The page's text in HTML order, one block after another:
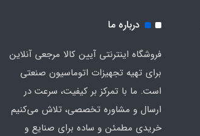
درباره ما
فروشگاه اینترنتی آیین کالا مرجعی آنلاین
برای تهیه تجهیزات اتوماسیون صنعتی
است. ما با تمرکز بر کیفیت، سرعت در
ارسال و مشاوره تخصصی، تلاش می‌کنیم
خریدی مطمئن و ساده برای صنایع و